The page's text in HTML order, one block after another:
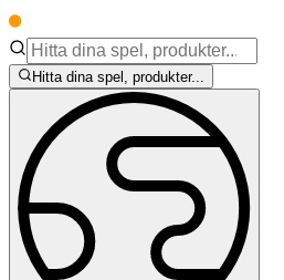
Hitta dina spel, produkter...